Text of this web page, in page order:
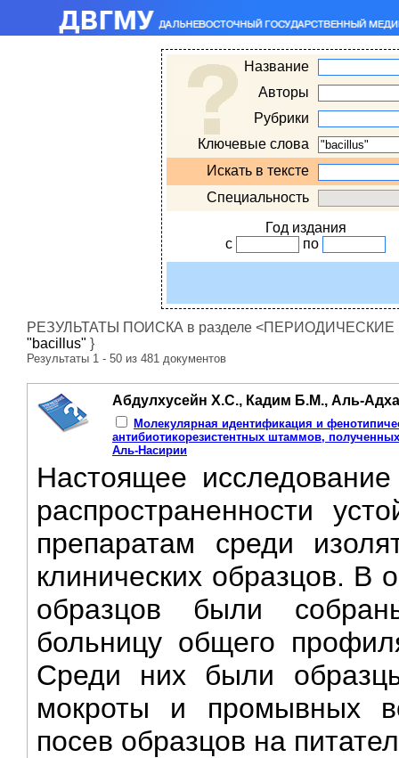
Название
Авторы
Рубрики
Ключевые слова
Искать в тексте
Специальность
Год издания
с
по
РЕЗУЛЬТАТЫ ПОИСКА в разделе <ПЕРИОДИЧЕСКИЕ
"bacillus" }
Результаты 1 - 50 из 481 документов
Абдулхусейн Х.С., Кадим Б.М., Аль-
Молекулярная идентификация и
антибиотикорезистентных штаммов,
Аль-Насирии
Настоящее
распространенности
препаратам среди
клинических образцов. В
образцов были
больницу общего
Среди них были
мокроты и промывных
посев образцов на